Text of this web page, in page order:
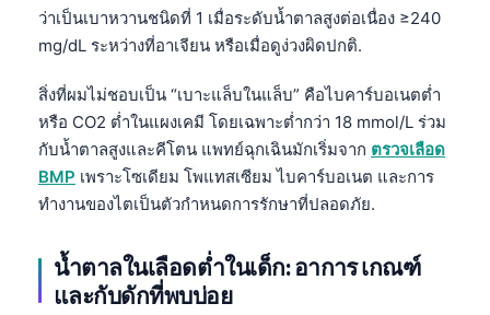
ว่าเป็นเบาหวานชนิดที่ 1 เมื่อระดับน้ำตาลสูงต่อเนื่อง ≥240
mg/dL ระหว่างที่อาเจียน หรือเมื่อดูง่วงผิดปกติ.
สิ่งที่ผมไม่ชอบเป็น “เบาะแล็บในแล็บ” คือไบคาร์บอเนตต่ำ
หรือ CO2 ต่ำในแผงเคมี โดยเฉพาะต่ำกว่า 18 mmol/L ร่วม
กับน้ำตาลสูงและคีโตน แพทย์ฉุกเฉินมักเริ่มจาก ตรวจเลือด
BMP เพราะโซเดียม โพแทสเซียม ไบคาร์บอเนต และการ
ทำงานของไตเป็นตัวกำหนดการรักษาที่ปลอดภัย.
น้ำตาลในเลือดต่ำในเด็ก: อาการ เกณฑ์
และกับดักที่พบบ่อย